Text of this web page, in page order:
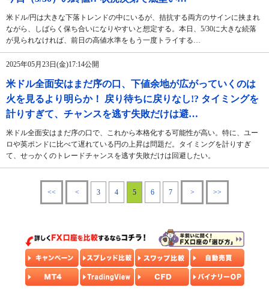
米ドル/円は大きな下落トレンドの中にいるが、拮抗する両方のサインに挟まれ
ながら、しばらく保ち合いになりやすいと想定する。本日、5/30に大きな続落
が見られなければ、前日の高値水準をもう一度トライする…
2025年05月23日(金)17:14公開
米ドル全面安はまだ序の口、下値余地が広がっていくのは
火を見るより明らか！ 戻り待ちに戻りなし!? タイミングを
計りすぎて、チャンスを逃す失敗だけは避…
米ドル全面安はまだ序の口で、これから本格化する可能性が高い。特に、ユー
ロや英ポンドに比べて遅れている円の上昇は問題だ。タイミングを計りすぎ
て、せっかくのトレードチャンスを逃す失敗だけは回避したい。
<< < 3 4 5 6 7 > >>